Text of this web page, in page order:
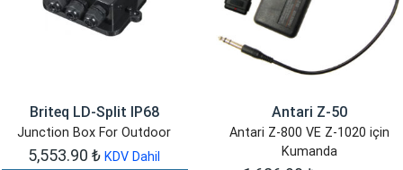
Briteq LD-Split IP68
Junction Box For Outdoor
5,553.90 ₺ KDV Dahil
Antari Z-50
Antari Z-800 VE Z-1020 için
Kumanda